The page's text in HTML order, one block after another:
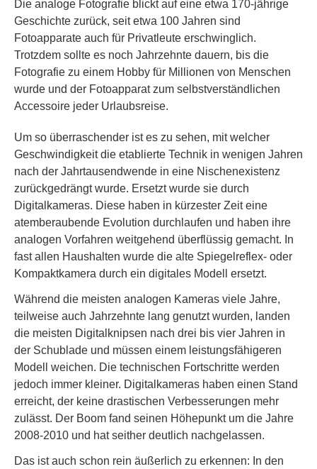
Die analoge Fotografie blickt auf eine etwa 170-jährige
Geschichte zurück, seit etwa 100 Jahren sind
Fotoapparate auch für Privatleute erschwinglich.
Trotzdem sollte es noch Jahrzehnte dauern, bis die
Fotografie zu einem Hobby für Millionen von Menschen
wurde und der Fotoapparat zum selbstverständlichen
Accessoire jeder Urlaubsreise.
Um so überraschender ist es zu sehen, mit welcher
Geschwindigkeit die etablierte Technik in wenigen Jahren
nach der Jahrtausendwende in eine Nischenexistenz
zurückgedrängt wurde. Ersetzt wurde sie durch
Digitalkameras. Diese haben in kürzester Zeit eine
atemberaubende Evolution durchlaufen und haben ihre
analogen Vorfahren weitgehend überflüssig gemacht. In
fast allen Haushalten wurde die alte Spiegelreflex- oder
Kompaktkamera durch ein digitales Modell ersetzt.
Während die meisten analogen Kameras viele Jahre,
teilweise auch Jahrzehnte lang genutzt wurden, landen
die meisten Digitalknipsen nach drei bis vier Jahren in
der Schublade und müssen einem leistungsfähigeren
Modell weichen. Die technischen Fortschritte werden
jedoch immer kleiner. Digitalkameras haben einen Stand
erreicht, der keine drastischen Verbesserungen mehr
zulässt. Der Boom fand seinen Höhepunkt um die Jahre
2008-2010 und hat seither deutlich nachgelassen.
Das ist auch schon rein äußerlich zu erkennen: In den